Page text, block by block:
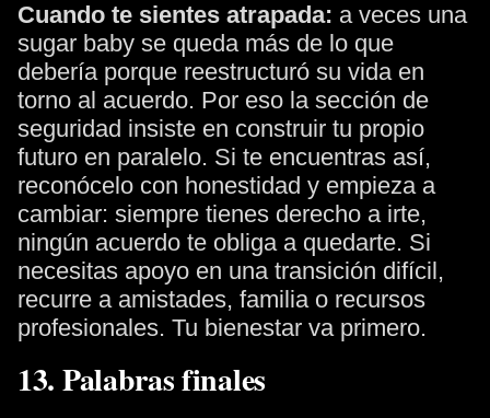
Cuando te sientes atrapada: a veces una
sugar baby se queda más de lo que
debería porque reestructuró su vida en
torno al acuerdo. Por eso la sección de
seguridad insiste en construir tu propio
futuro en paralelo. Si te encuentras así,
reconócelo con honestidad y empieza a
cambiar: siempre tienes derecho a irte,
ningún acuerdo te obliga a quedarte. Si
necesitas apoyo en una transición difícil,
recurre a amistades, familia o recursos
profesionales. Tu bienestar va primero.
13. Palabras finales